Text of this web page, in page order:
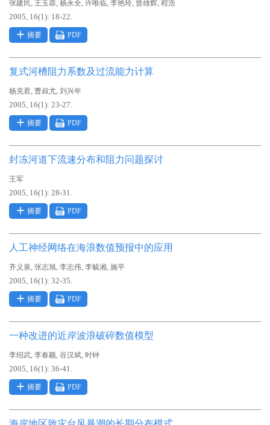
张建民, 王玉蓉, 杨永全, 许唯临, 李艳玲, 曾雄辉, 程浩
2005, 16(1): 18-22.
摘要 PDF
复式河槽阻力系数及过流能力计算
杨克君, 曹叔尤, 刘兴年
2005, 16(1): 23-27.
摘要 PDF
封冻河道下流速分布和阻力问题探讨
王军
2005, 16(1): 28-31.
摘要 PDF
人工神经网络在海浪数值预报中的应用
齐义泉, 张志旭, 李志伟, 李毓湘, 施平
2005, 16(1): 32-35.
摘要 PDF
一种改进的近岸波浪破碎数值模型
李绍武, 李春颖, 谷汉斌, 时钟
2005, 16(1): 36-41.
摘要 PDF